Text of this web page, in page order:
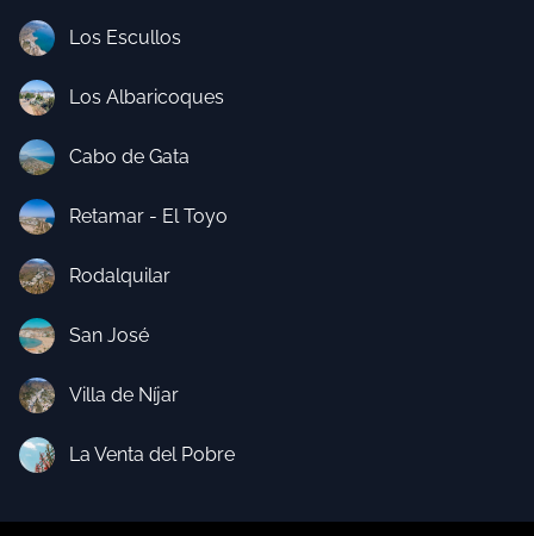
Los Escullos
Los Albaricoques
Cabo de Gata
Retamar - El Toyo
Rodalquilar
San José
Villa de Níjar
La Venta del Pobre